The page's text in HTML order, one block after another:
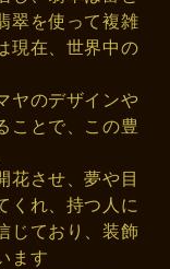
翠を使って複雑
現在、世界中の
ヤのデザインや
ことで、この豊
花させ、夢や目
くれ、持つ人に
じており、装飾
ます